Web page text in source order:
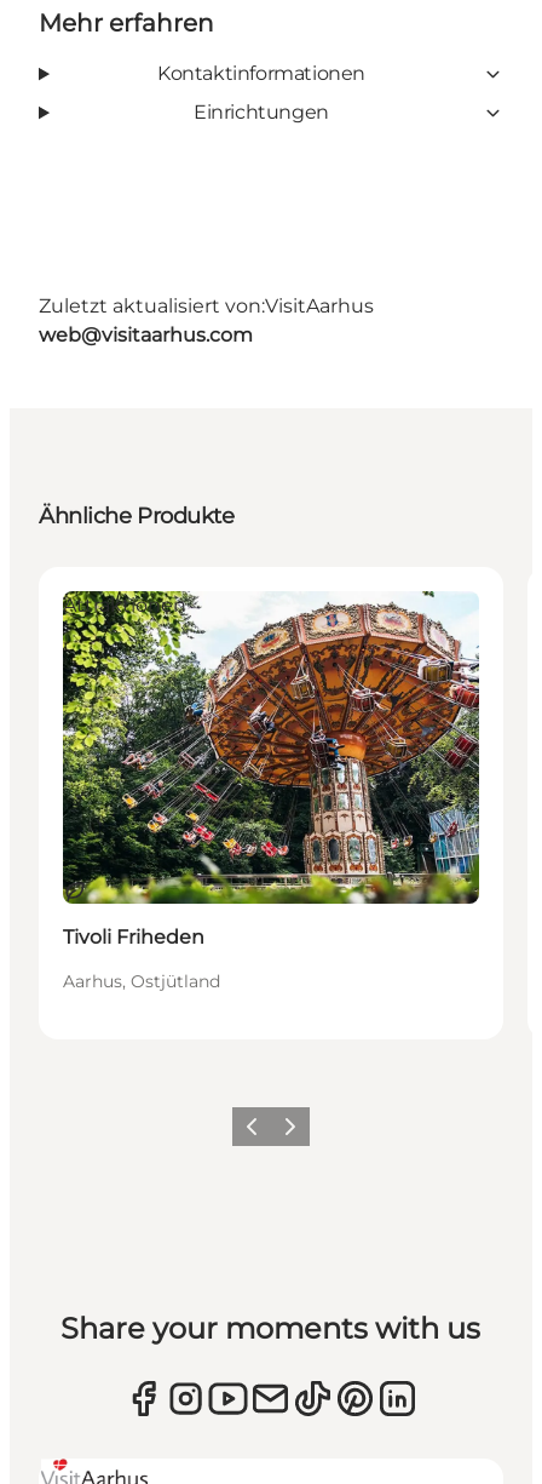
Mehr erfahren
Kontaktinformationen
Einrichtungen
Zuletzt aktualisiert von:VisitAarhus
web@visitaarhus.com
Ähnliche Produkte
Nachhaltig
Attraktionen
Tivoli Friheden
Aarhus, Ostjütland
ZurückWeiter
Share your moments with us